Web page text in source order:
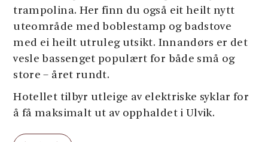
trampolina. Her finn du også eit heilt nytt
uteområde med boblestamp og badstove
med ei heilt utruleg utsikt. Innandørs er det
vesle bassenget populært for både små og
store – året rundt.
Hotellet tilbyr utleige av elektriske syklar for
å få maksimalt ut av opphaldet i Ulvik.
Våren 2015 vart Ulvik Herad godkjent som